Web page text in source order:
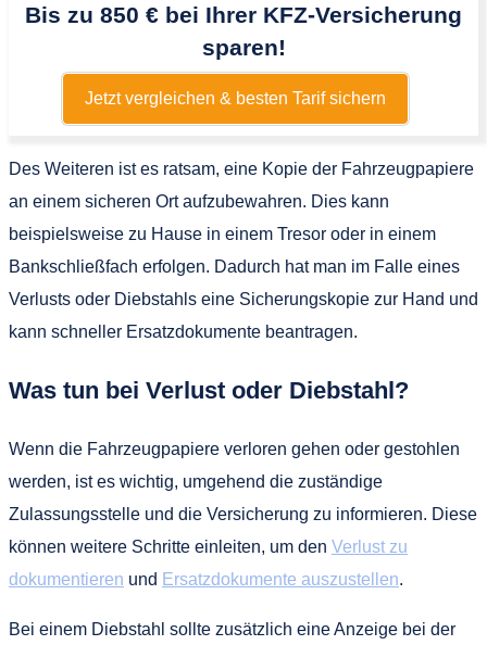
Bis zu 850 € bei Ihrer KFZ-Versicherung
sparen!
Jetzt vergleichen & besten Tarif sichern
Des Weiteren ist es ratsam, eine Kopie der Fahrzeugpapiere
an einem sicheren Ort aufzubewahren. Dies kann
beispielsweise zu Hause in einem Tresor oder in einem
Bankschließfach erfolgen. Dadurch hat man im Falle eines
Verlusts oder Diebstahls eine Sicherungskopie zur Hand und
kann schneller Ersatzdokumente beantragen.
Was tun bei Verlust oder Diebstahl?
Wenn die Fahrzeugpapiere verloren gehen oder gestohlen
werden, ist es wichtig, umgehend die zuständige
Zulassungsstelle und die Versicherung zu informieren. Diese
können weitere Schritte einleiten, um den Verlust zu
dokumentieren und Ersatzdokumente auszustellen.
Bei einem Diebstahl sollte zusätzlich eine Anzeige bei der